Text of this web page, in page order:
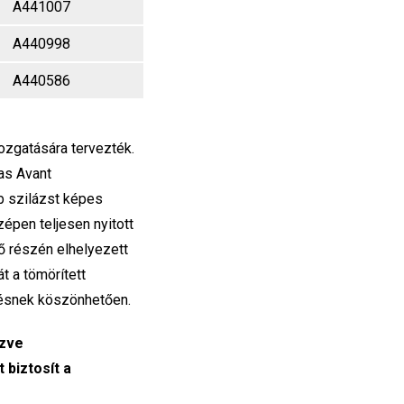
A441007
A440998
A440586
tervezték.
Avant
szilázst képes
teljesen nyitott
részén elhelyezett
a tömörített
köszönhetően.
biztosít a